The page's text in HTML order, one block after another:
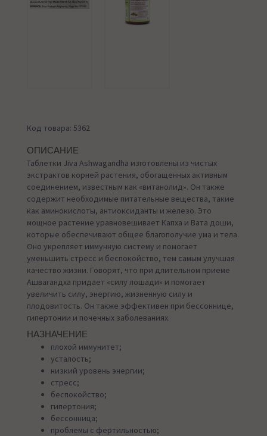
Код товара: 5362
ОПИСАНИЕ
Таблетки Jiva Ashwagandha изготовлены из чистых
экстрактов корней растения, обогащенных активным
соединением, известным как «витанолид». Он также
содержит необходимые питательные вещества, такие
как аминокислоты, антиоксиданты и железо. Это
мощное растение уравновешивает Капха и Вата доши,
которые обеспечивают общее благополучие ума и тела.
Оно укрепляет иммунную систему и помогает
уменьшить стресс и беспокойство, тем самым улучшая
качество жизни. Говорят, что при длительном приеме
Ашвагандха придает «силу лошади» и помогает
увеличить силу, энергию, жизненную силу и
плодовитость. Он также эффективен при бессоннице,
гипертонии и почечных заболеваниях.
НАЗНАЧЕНИЕ
плохой иммунитет;
усталость;
низкий уровень энергии;
стресс;
беспокойство;
гипертония;
бессонница;
проблемы с фертильностью;